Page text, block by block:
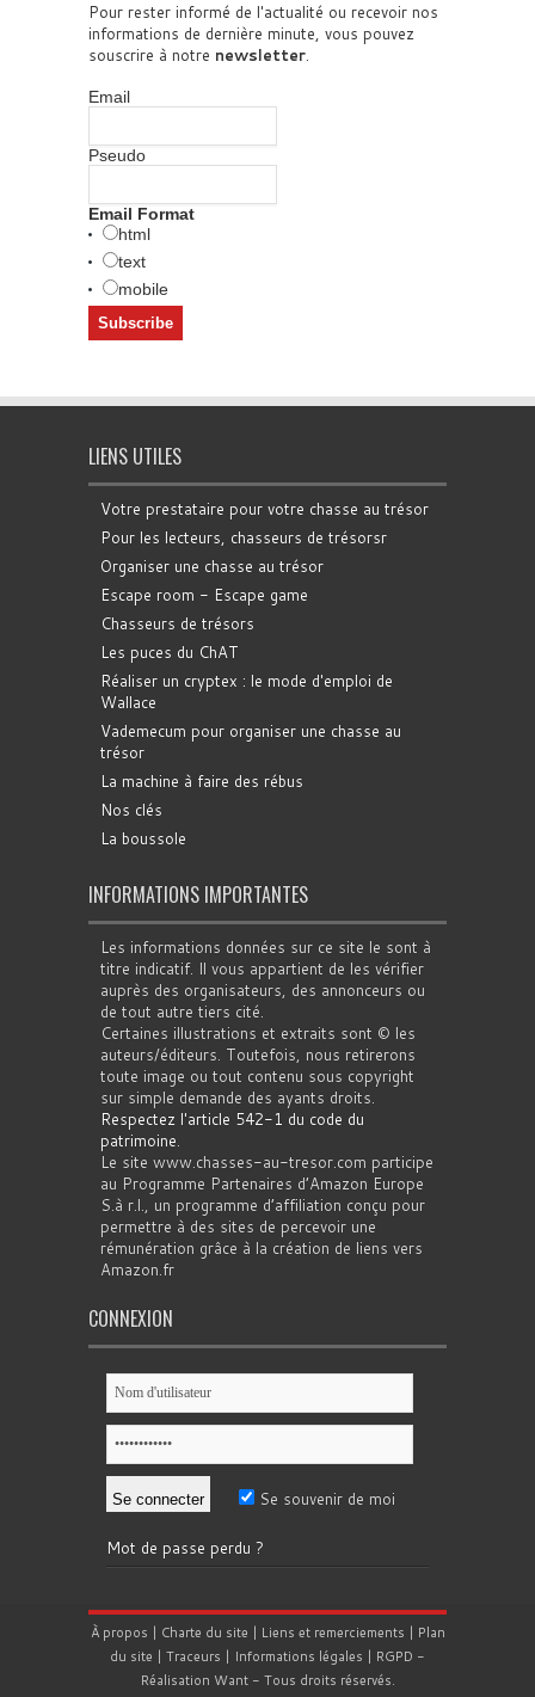
Pour rester informé de l'actualité ou recevoir nos
informations de dernière minute, vous pouvez
souscrire à notre newsletter.
Email
Pseudo
Email Format
html
text
mobile
LIENS UTILES
Votre prestataire pour votre chasse au trésor
Pour les lecteurs, chasseurs de trésorsr
Organiser une chasse au trésor
Escape room - Escape game
Chasseurs de trésors
Les puces du ChAT
Réaliser un cryptex : le mode d'emploi de
Wallace
Vademecum pour organiser une chasse au
trésor
La machine à faire des rébus
Nos clés
La boussole
INFORMATIONS IMPORTANTES
Les informations données sur ce site le sont à
titre indicatif. Il vous appartient de les vérifier
auprès des organisateurs, des annonceurs ou
de tout autre tiers cité.
Certaines illustrations et extraits sont © les
auteurs/éditeurs. Toutefois, nous retirerons
toute image ou tout contenu sous copyright
sur simple demande des ayants droits.
Respectez l'article 542-1 du code du
patrimoine.
Le site www.chasses-au-tresor.com participe
au Programme Partenaires d’Amazon Europe
S.à r.l., un programme d’affiliation conçu pour
permettre à des sites de percevoir une
rémunération grâce à la création de liens vers
Amazon.fr
CONNEXION
Se souvenir de moi
Mot de passe perdu ?
À propos | Charte du site | Liens et remerciements | Plan
du site | Traceurs | Informations légales | RGPD -
Réalisation Want- Tous droits réservés.